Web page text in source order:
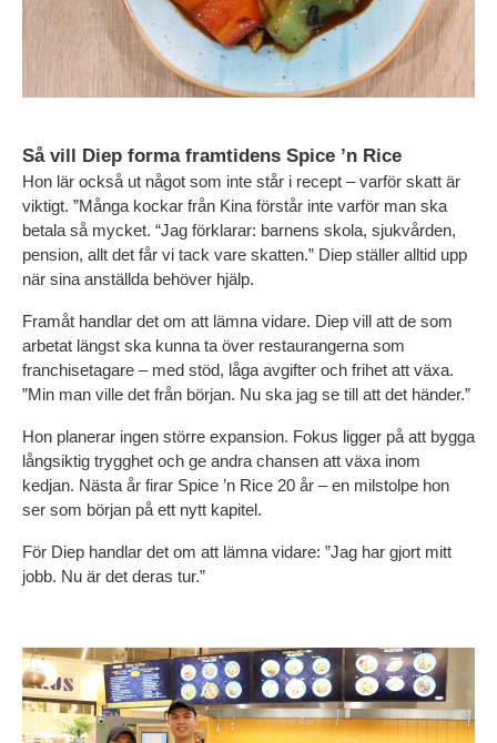
Så vill Diep forma framtidens Spice ’n Rice
Hon lär också ut något som inte står i recept – varför skatt är
viktigt. ”Många kockar från Kina förstår inte varför man ska
betala så mycket. “Jag förklarar: barnens skola, sjukvården,
pension, allt det får vi tack vare skatten.” Diep ställer alltid upp
när sina anställda behöver hjälp.
Framåt handlar det om att lämna vidare. Diep vill att de som
arbetat längst ska kunna ta över restaurangerna som
franchisetagare – med stöd, låga avgifter och frihet att växa.
”Min man ville det från början. Nu ska jag se till att det händer.”
Hon planerar ingen större expansion. Fokus ligger på att bygga
långsiktig trygghet och ge andra chansen att växa inom
kedjan. Nästa år firar Spice ’n Rice 20 år – en milstolpe hon
ser som början på ett nytt kapitel.
För Diep handlar det om att lämna vidare: ”Jag har gjort mitt
jobb. Nu är det deras tur.”